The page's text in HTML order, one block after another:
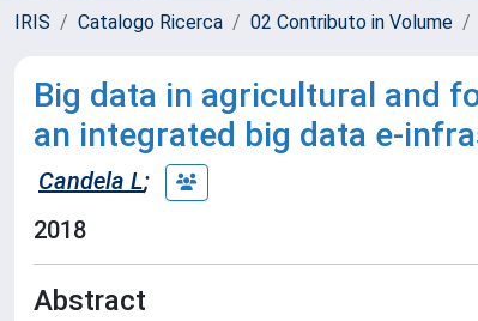
IRIS Catalogo Ricerca 02 Contributo in Volume
Big data in agricultural and
an integrated big data e-
Candela L;
2018
Abstract